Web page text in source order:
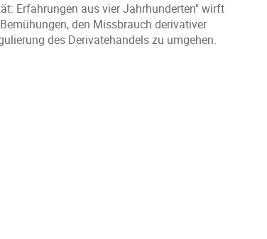
Erfahrungen aus vier Jahrhunderten" wirft
den Missbrauch derivativer
des Derivatehandels zu umgehen.